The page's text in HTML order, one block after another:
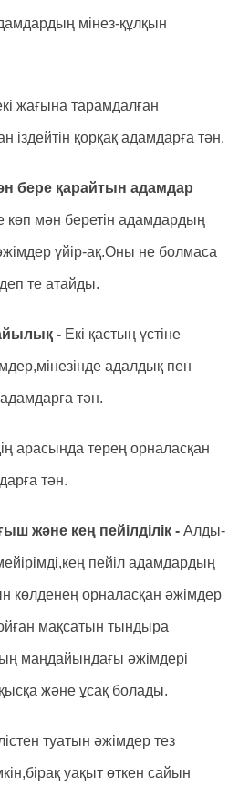
мінез-құлқын
жағына тарамдалған
іздейтін қорқақ адамдарға тән.
бере қарайтын адамдар
көп мән беретін адамдардың
үйір-ақ.Оны не болмаса
те атайды.
- Екі қастың үстіне
адалдық пен
тән.
арасында терең орналасқан
тән.
және кең пейілділік - Алды-
пейіл адамдардың
көлденең орналасқан әжімдер
мақсатын тындыра
маңдайындағы әжімдері
және ұсақ болады.
туатын әжімдер тез
уақыт өткен сайын